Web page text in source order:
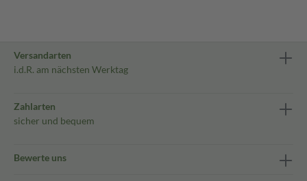
Versandarten
i.d.R. am nächsten Werktag
Zahlarten
sicher und bequem
Bewerte uns